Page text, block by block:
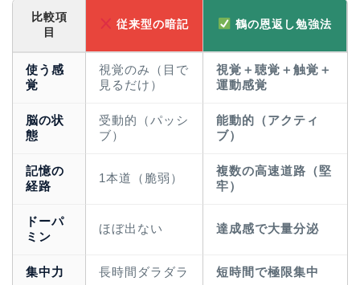
比較項
目
従来型の暗記 鶴の恩返し勉強法
使う感
覚
視覚のみ（目で
見るだけ）
視覚＋聴覚＋触覚＋
運動感覚
脳の状
態
受動的（パッシ
ブ）
能動的（アクティ
ブ）
記憶の
経路
1本道（脆弱）
複数の高速道路（堅
牢）
ドーパ
ミン
ほぼ出ない 達成感で大量分泌
集中力 長時間ダラダラ 短時間で極限集中